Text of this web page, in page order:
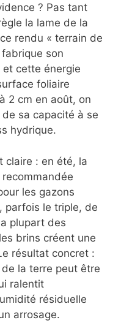
? Pas tant
la lame de la
rendu « terrain de
fabrique son
cette énergie
foliaire
2 cm en août, on
sa capacité à se
hydrique.
claire : en été, la
les gazons
parfois le triple, de
plupart des
brins créent une
résultat concret :
la terre peut être
ralentit
résiduelle
arrosage.